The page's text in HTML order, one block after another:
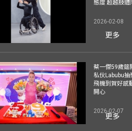
態度 超越肢
2026-02-08
更多
蔡一傑59歲筵
私伙Labubu
飛機到賀好感
開心
2026-02-07
更多